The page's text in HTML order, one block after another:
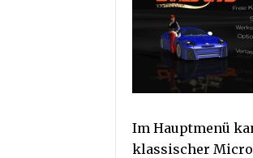
Im Hauptmenü
klassischer